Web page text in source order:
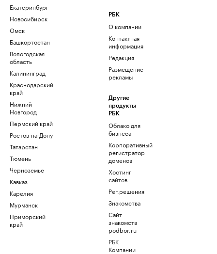
Екатеринбург
Новосибирск
Омск
Башкортостан
Вологодская
область
Калининград
Краснодарский
край
Нижний
Новгород
Пермский край
Ростов-на-Дону
Татарстан
Тюмень
Черноземье
Кавказ
Карелия
Мурманск
Приморский
край
РБК
О компании
Контактная
информация
Редакция
Размещение
рекламы
Другие
продукты
РБК
Облако для
бизнеса
Корпоративный
регистратор
доменов
Хостинг
сайтов
Рег.решения
Знакомства
Сайт
знакомств
podbor.ru
РБК
Компании